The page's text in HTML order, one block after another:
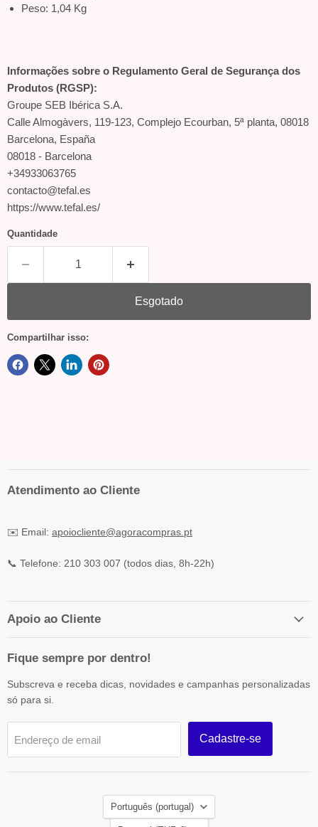
Peso: 1,04 Kg
Informações sobre o Regulamento Geral de Segurança dos
Produtos (RGSP):
Groupe SEB Ibérica S.A.
Calle Almogàvers, 119-123, Complejo Ecourban, 5ª planta, 08018
Barcelona, España
08018 - Barcelona
+34933063765
contacto@tefal.es
https://www.tefal.es/
Quantidade
Esgotado
Compartilhar isso:
Atendimento ao Cliente
✉️ Email: apoiocliente@agoracompras.pt
📞 Telefone: 210 303 007 (todos dias, 8h-22h)
Apoio ao Cliente
Fique sempre por dentro!
Subscreva e receba dicas, novidades e campanhas personalizadas
só para si.
Endereço de email Cadastre-se
Idioma
Português (portugal)